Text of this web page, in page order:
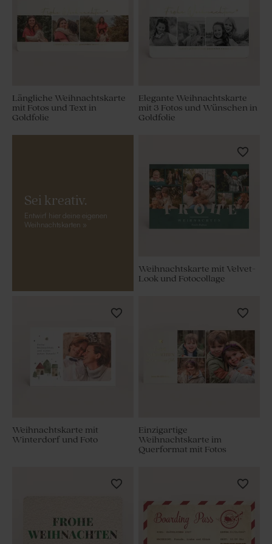
Sei kreativ.
Entwirf hier deine eigenen
Weihnachtskarten »
Längliche Weihnachtskarte
mit Fotos und Text in
Goldfolie
Elegante Weihnachtskarte
mit 3 Fotos und Wünschen in
Goldfolie
Weihnachtskarte mit Velvet-
Look und Fotocollage
Weihnachtskarte mit
Winterdorf und Foto
Einzigartige
Weihnachtskarte im
Querformat mit Fotos